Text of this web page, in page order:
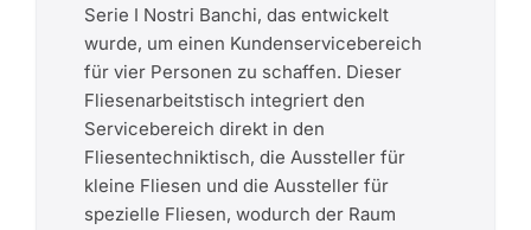
Serie I Nostri Banchi, das entwickelt
wurde, um einen Kundenservicebereich
für vier Personen zu schaffen. Dieser
Fliesenarbeitstisch integriert den
Servicebereich direkt in den
Fliesentechniktisch, die Aussteller für
kleine Fliesen und die Aussteller für
spezielle Fliesen, wodurch der Raum